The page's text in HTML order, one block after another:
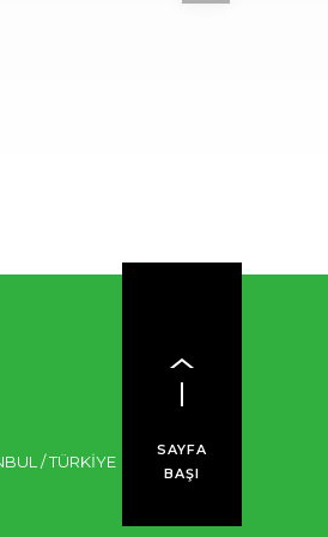
/ TÜRKİYE
SAYFA
BAŞI